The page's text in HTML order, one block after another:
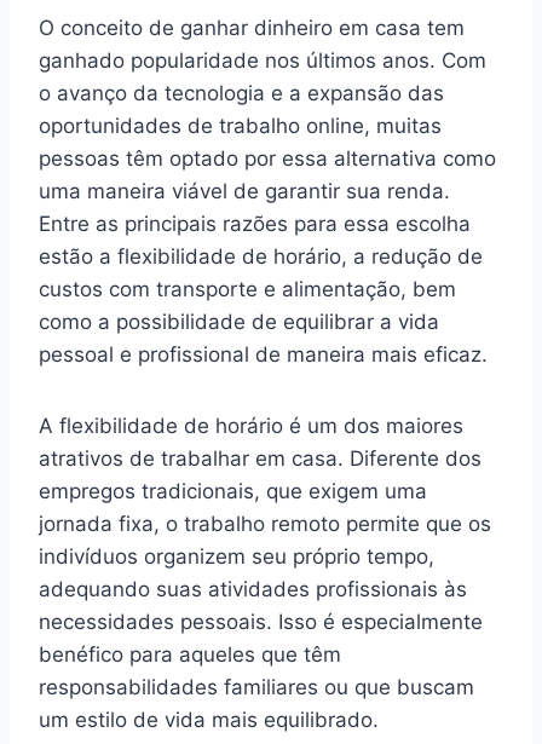
O conceito de ganhar dinheiro em casa tem
ganhado popularidade nos últimos anos. Com
o avanço da tecnologia e a expansão das
oportunidades de trabalho online, muitas
pessoas têm optado por essa alternativa como
uma maneira viável de garantir sua renda.
Entre as principais razões para essa escolha
estão a flexibilidade de horário, a redução de
custos com transporte e alimentação, bem
como a possibilidade de equilibrar a vida
pessoal e profissional de maneira mais eficaz.
A flexibilidade de horário é um dos maiores
atrativos de trabalhar em casa. Diferente dos
empregos tradicionais, que exigem uma
jornada fixa, o trabalho remoto permite que os
indivíduos organizem seu próprio tempo,
adequando suas atividades profissionais às
necessidades pessoais. Isso é especialmente
benéfico para aqueles que têm
responsabilidades familiares ou que buscam
um estilo de vida mais equilibrado.